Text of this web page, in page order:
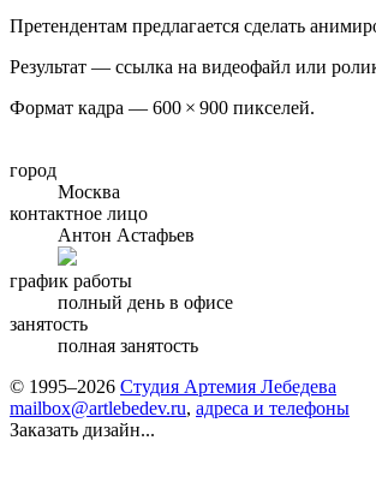
Претендентам предлагается сделать
Результат — ссылка на видеофайл или
Формат кадра — 600 × 900 пикселей.
город
Москва
контактное лицо
Антон Астафьев
график работы
полный день в офисе
занятость
полная занятость
© 1995–2026 Студия Артемия Лебедева
mailbox@artlebedev.ru, адреса и телефоны
Заказать дизайн...